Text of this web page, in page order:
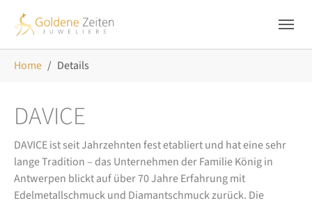
Home Details
DAVICE
DAVICE ist seit Jahrzehnten fest etabliert und hat eine sehr
lange Tradition – das Unternehmen der Familie König in
Antwerpen blickt auf über 70 Jahre Erfahrung mit
Edelmetallschmuck und Diamantschmuck zurück. Die